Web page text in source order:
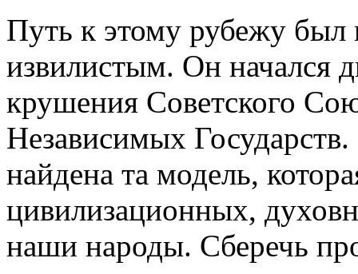
Путь к этому рубежу
извилистым. Он начался
крушения Советского
Независимых
найдена та модель,
цивилизационных,
наши народы. Сберечь